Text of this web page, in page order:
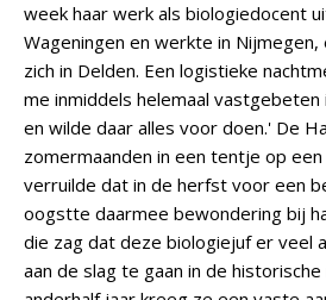
week haar werk als biologiedocent
Wageningen en werkte in
zich in Delden. Een logistieke
me inmiddels helemaal vastgebeten
en wilde daar alles voor doen.' De
zomermaanden in een tentje op
verruilde dat in de herfst voor een
oogstte daarmee bewondering bij
die zag dat deze biologiejuf er veel
aan de slag te gaan in de